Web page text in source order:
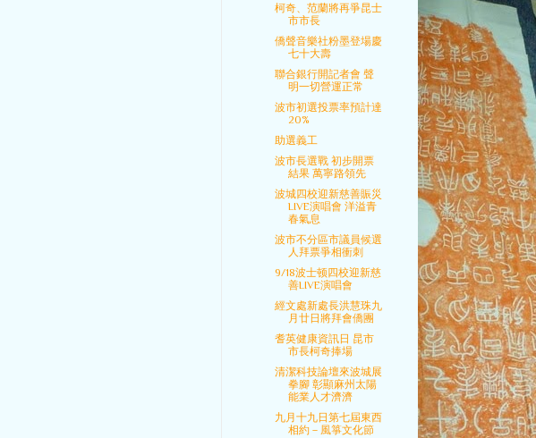
柯奇、范蘭將再爭昆士
市市長
僑聲音樂社粉墨登場慶
七十大壽
聯合銀行開記者會 聲
明一切營運正常
波市初選投票率預計達
20%
助選義工
波市長選戰 初步開票
結果 萬寧路領先
波城四校迎新慈善賑災
LIVE演唱會 洋溢青
春氣息
波市不分區市議員候選
人拜票爭相衝刺
9/18波士顿四校迎新慈
善LIVE演唱會
經文處新處長洪慧珠九
月廿日將拜會僑團
耆英健康資訊日 昆市
市長柯奇捧場
清潔科技論壇來波城展
拳腳 彰顯麻州太陽
能業人才濟濟
九月十九日第七屆東西
相約－風箏文化節